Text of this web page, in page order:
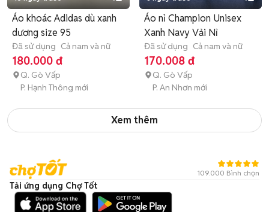
Áo khoác Adidas dù xanh
dương size 95
Đã sử dụng Cả nam và nữ
180.000 đ
Q. Gò Vấp
P. Hạnh Thông mới
Áo nỉ Champion Unisex
Xanh Navy Vải Nỉ
Đã sử dụng Cả nam và nữ
170.008 đ
Q. Gò Vấp
P. An Nhơn mới
Xem thêm
109.000 Bình chọn
Tải ứng dụng Chợ Tốt